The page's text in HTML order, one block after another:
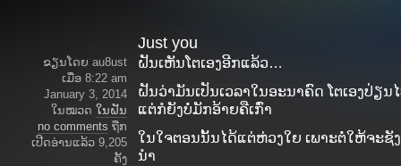
Just you
ຂຽນໂດຍ au8ust
ເມື່ອ 8:22 am
January 3, 2014
ໃນໝວດ ໃນຝັນ
no comments ຖືກ
ເປີດອ່ານແລ້ວ 9,205
ຄັ້ງ
ຝັນເຫັນໂຕເອງອີກແລ້ວ…
ຝັນວ່າມັນເປັນເວລາໃນອະນາຄົດ ໂຕເອງປ່ຽ
ແຕ່ກໍຍັງບໍ່ມັກອ້າຍຄືເກົ່າ
ໃນໃຈຕອນນັ້ນໄດ້ແຕ່ຫ່ວງໃຍ ເພາະຕໍ່ໃຫ້ຈະຊັ
ນຳ